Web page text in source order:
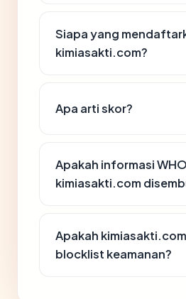
Siapa yang
kimiasakti.com?
Apa arti skor?
Apakah informasi
kimiasakti.com
Apakah
blocklist keamanan?